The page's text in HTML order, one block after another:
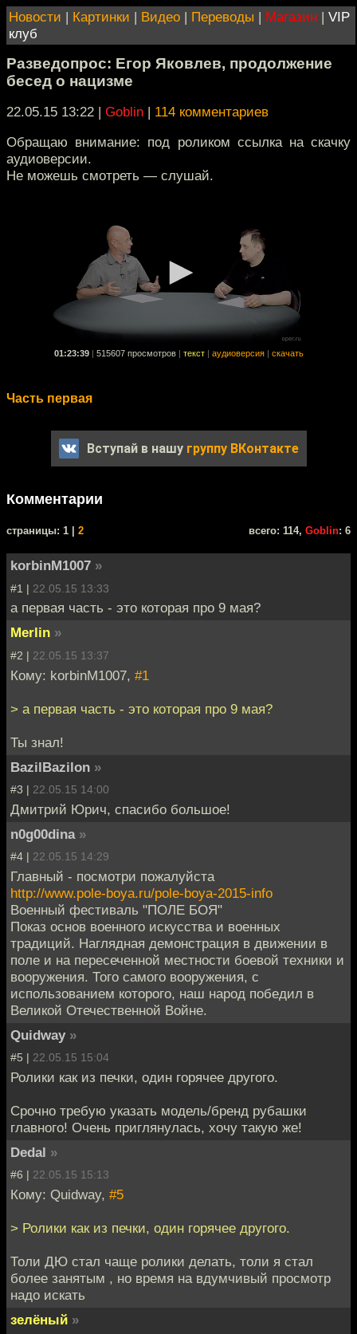
Новости | Картинки | Видео | Переводы | Магазин | VIP
клуб
Разведопрос: Егор Яковлев, продолжение
бесед о нацизме
22.05.15 13:22 | Goblin | 114 комментариев
Обращаю внимание: под роликом ссылка на скачку
аудиоверсии.
Не можешь смотреть — слушай.
01:23:39 515607 просмотров текст аудиоверсия скачать
Часть первая
Вступай в нашу группу ВКонтакте
Комментарии
cтраницы: 1 | 2 всего: 114, Goblin: 6
korbinM1007 »
#1 | 22.05.15 13:33
а первая часть - это которая про 9 мая?
Merlin »
#2 | 22.05.15 13:37
Кому: korbinM1007, #1
> а первая часть - это которая про 9 мая?
Ты знал!
BazilBazilon »
#3 | 22.05.15 14:00
Дмитрий Юрич, спасибо большое!
n0g00dina »
#4 | 22.05.15 14:29
Главный - посмотри пожалуйста
http://www.pole-boya.ru/pole-boya-2015-info
Военный фестиваль "ПОЛЕ БОЯ"
Показ основ военного искусства и военных
традиций. Наглядная демонстрация в движении в
поле и на пересеченной местности боевой техники и
вооружения. Того самого вооружения, с
использованием которого, наш народ победил в
Великой Отечественной Войне.
Quidway »
#5 | 22.05.15 15:04
Ролики как из печки, один горячее другого.
Срочно требую указать модель/бренд рубашки
главного! Очень приглянулась, хочу такую же!
Dedal »
#6 | 22.05.15 15:13
Кому: Quidway, #5
> Ролики как из печки, один горячее другого.
Толи ДЮ стал чаще ролики делать, толи я стал
более занятым , но время на вдумчивый просмотр
надо искать
зелёный »